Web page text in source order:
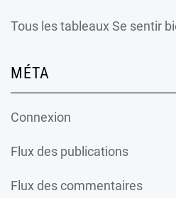
Tous les tableaux Se sentir
MÉTA
Connexion
Flux des publications
Flux des commentaires